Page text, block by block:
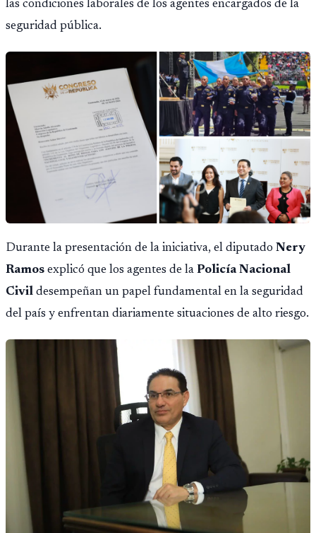
las condiciones laborales de los agentes encargados de la
seguridad pública.
Durante la presentación de la iniciativa, el diputado Nery
Ramos explicó que los agentes de la Policía Nacional
Civil desempeñan un papel fundamental en la seguridad
del país y enfrentan diariamente situaciones de alto riesgo.